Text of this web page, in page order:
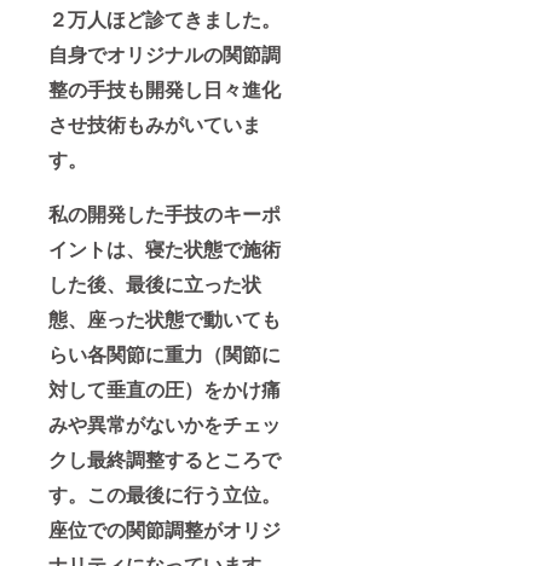
２万人ほど診てきました。
自身でオリジナルの関節調
整の手技も開発し日々進化
させ技術もみがいていま
す。
私の開発した手技のキーポ
イントは、寝た状態で施術
した後、最後に立った状
態、座った状態で動いても
らい各関節に重力（関節に
対して垂直の圧）をかけ痛
みや異常がないかをチェッ
クし最終調整するところで
す。この最後に行う立位。
座位での関節調整がオリジ